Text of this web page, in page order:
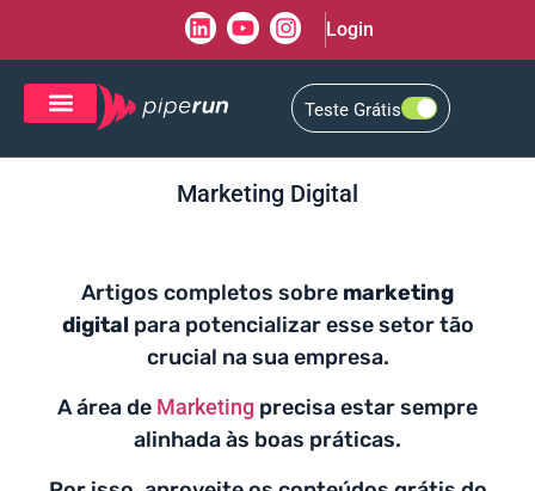
Login
Teste Grátis
Marketing Digital
Artigos completos sobre marketing
digital para potencializar esse setor tão
crucial na sua empresa.
A área de Marketing precisa estar sempre
alinhada às boas práticas.